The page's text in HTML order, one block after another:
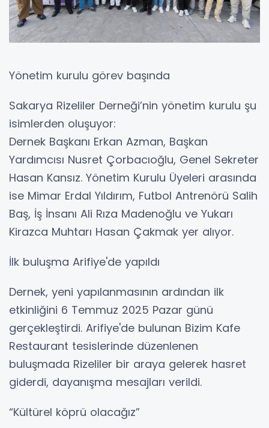
Yönetim kurulu görev başında
Sakarya Rizeliler Derneği’nin yönetim kurulu şu
isimlerden oluşuyor:
Dernek Başkanı Erkan Azman, Başkan
Yardımcısı Nusret Çorbacıoğlu, Genel Sekreter
Hasan Kansız. Yönetim Kurulu Üyeleri arasında
ise Mimar Erdal Yıldırım, Futbol Antrenörü Salih
Baş, İş İnsanı Ali Rıza Madenoğlu ve Yukarı
Kirazca Muhtarı Hasan Çakmak yer alıyor.
İlk buluşma Arifiye'de yapıldı
Dernek, yeni yapılanmasının ardından ilk
etkinliğini 6 Temmuz 2025 Pazar günü
gerçekleştirdi. Arifiye'de bulunan Bizim Kafe
Restaurant tesislerinde düzenlenen
buluşmada Rizeliler bir araya gelerek hasret
giderdi, dayanışma mesajları verildi.
“Kültürel köprü olacağız”